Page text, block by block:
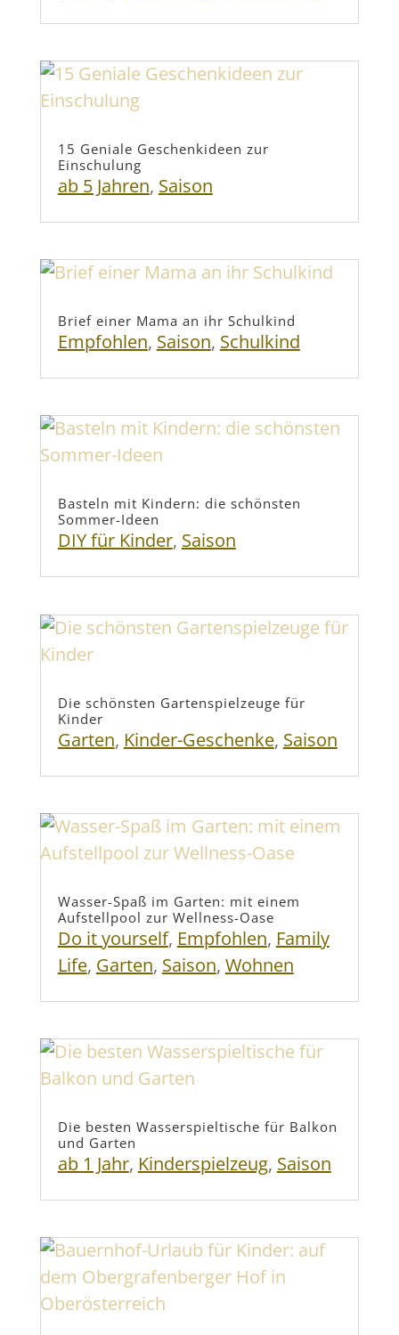
15 Geniale Geschenkideen zur
Einschulung
ab 5 Jahren, Saison
Brief einer Mama an ihr Schulkind
Empfohlen, Saison, Schulkind
Basteln mit Kindern: die schönsten
Sommer-Ideen
DIY für Kinder, Saison
Die schönsten Gartenspielzeuge für
Kinder
Garten, Kinder-Geschenke, Saison
Wasser-Spaß im Garten: mit einem
Aufstellpool zur Wellness-Oase
Do it yourself, Empfohlen, Family
Life, Garten, Saison, Wohnen
Die besten Wasserspieltische für Balkon
und Garten
ab 1 Jahr, Kinderspielzeug, Saison